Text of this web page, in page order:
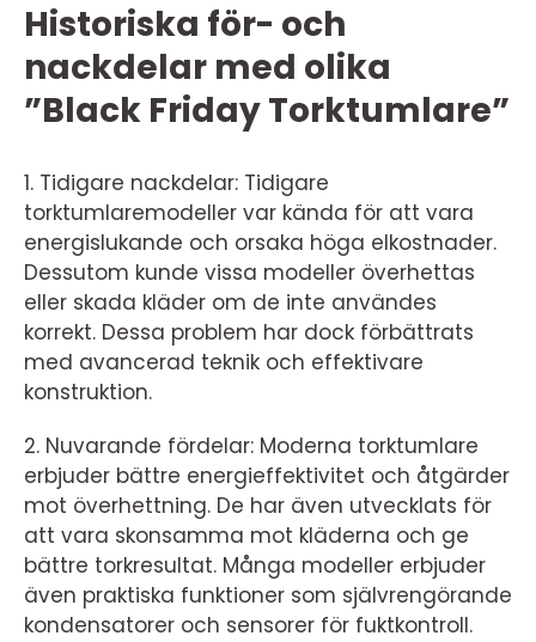
Historiska för- och
nackdelar med olika
”Black Friday Torktumlare”
1. Tidigare nackdelar: Tidigare
torktumlaremodeller var kända för att vara
energislukande och orsaka höga elkostnader.
Dessutom kunde vissa modeller överhettas
eller skada kläder om de inte användes
korrekt. Dessa problem har dock förbättrats
med avancerad teknik och effektivare
konstruktion.
2. Nuvarande fördelar: Moderna torktumlare
erbjuder bättre energieffektivitet och åtgärder
mot överhettning. De har även utvecklats för
att vara skonsamma mot kläderna och ge
bättre torkresultat. Många modeller erbjuder
även praktiska funktioner som självrengörande
kondensatorer och sensorer för fuktkontroll.